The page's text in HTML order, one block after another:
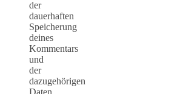
der
dauerhaften
Speicherung
deines
Kommentars
und
der
dazugehörigen
Daten,